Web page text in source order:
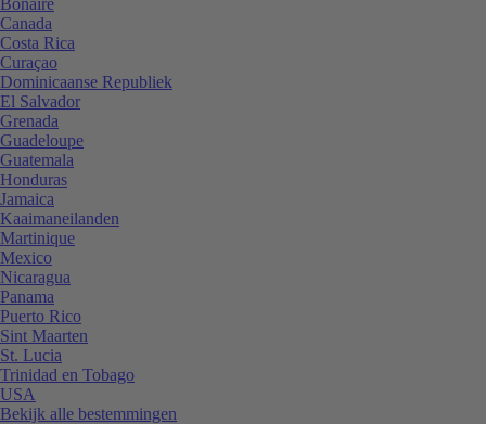
Canada
Costa Rica
Curaçao
Dominicaanse Republiek
El Salvador
Grenada
Guadeloupe
Guatemala
Honduras
Jamaica
Kaaimaneilanden
Martinique
Mexico
Nicaragua
Panama
Puerto Rico
Sint Maarten
St. Lucia
Trinidad en Tobago
USA
Bekijk alle bestemmingen